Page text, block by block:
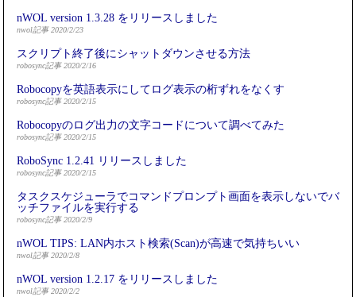
nWOL version 1.3.28 をリリースしました
nwol記事 2020/2/23
スクリプト終了後にシャットダウンさせる方法
robosync記事 2020/2/16
Robocopyを英語表示にしてログ表示の桁ずれをなくす
robosync記事 2020/2/15
Robocopyのログ出力の文字コードについて調べてみた
robosync記事 2020/2/15
RoboSync 1.2.41 リリースしました
robosync記事 2020/2/15
タスクスケジューラでコマンドプロンプト画面を表示しないでバ
ッチファイルを実行する
robosync記事 2020/2/9
nWOL TIPS: LAN内ホスト検索(Scan)が高速で気持ちいい
nwol記事 2020/2/8
nWOL version 1.2.17 をリリースしました
nwol記事 2020/2/2